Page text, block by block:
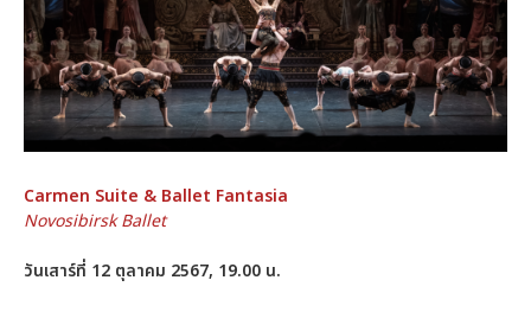
Carmen Suite & Ballet Fantasia
Novosibirsk Ballet
วันเสาร์ที่ 12 ตุลาคม 2567, 19.00 น.